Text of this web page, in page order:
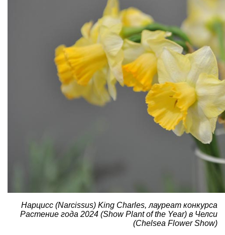
Нарцисс (Narcissus) King Charles, лауреат конкурса
Растение года 2024 (Show Plant of the Year) в Челси
(Chelsea Flower Show)